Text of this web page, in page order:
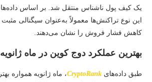
یک کیف پول ناشناس منتقل شد. بر اساس
این نوع تراکنش‌ها معمولاً به‌عنوان سیگنالی
کاهش فشار فروش را نشان می‌دهند.
بهترین عملکرد دوج‌ کوین در ماه ژانویه
طبق داده‌های CryptoRank، ماه ژانویه همواره